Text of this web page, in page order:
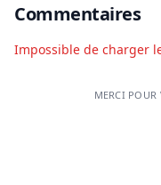
Commentaires
Impossible de charger
MERCI